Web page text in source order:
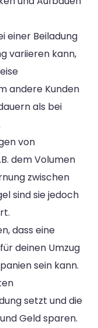
einer Beiladung
variieren kann,
andere Kunden
als bei
von
dem Volumen
zwischen
sind sie jedoch
dass eine
deinen Umzug
sein kann.
setzt und die
Geld sparen.